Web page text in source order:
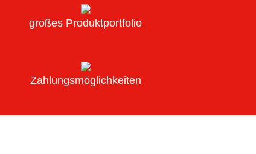
großes Produktportfolio
Zahlungsmöglichkeiten